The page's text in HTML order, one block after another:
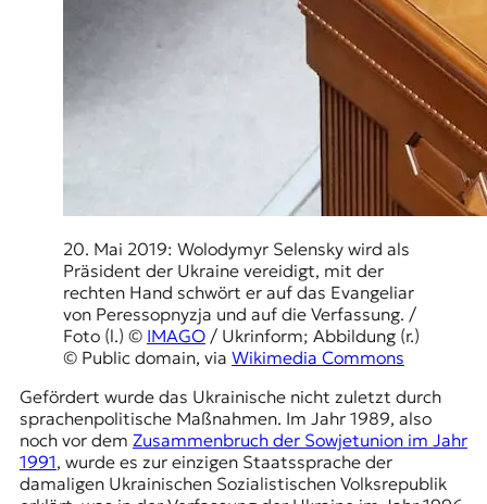
20. Mai 2019: Wolodymyr Selenskywird als
Präsident der Ukraine vereidigt, mit der
rechten Hand schwört er auf das Evangeliar
von Peressopnyzja und auf die Verfassung. /
Foto (l.) © IMAGO/ Ukrinform; Abbildung (r.)
© Public domain, via Wikimedia Commons
Gefördert wurde das Ukrainische nicht zuletzt durch
sprachenpolitische Maßnahmen. Im Jahr 1989, also
noch vor dem Zusammenbruch der Sowjetunion im Jahr
1991, wurde es zur einzigen Staatssprache der
damaligen Ukrainischen Sozialistischen Volksrepublik